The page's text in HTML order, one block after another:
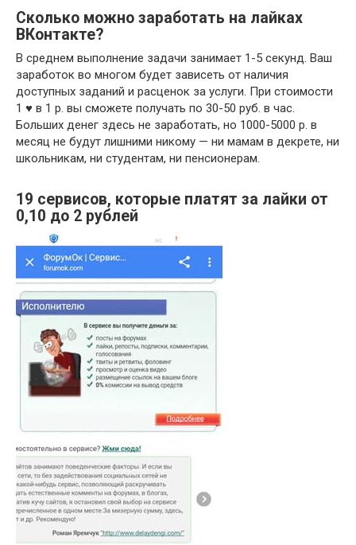
Сколько можно заработать на лайках
ВКонтакте?
В среднем выполнение задачи занимает 1-5 секунд. Ваш
заработок во многом будет зависеть от наличия
доступных заданий и расценок за услуги. При стоимости
1 ♥ в 1 р. вы сможете получать по 30-50 руб. в час.
Больших денег здесь не заработать, но 1000-5000 р. в
месяц не будут лишними никому — ни мамам в декрете, ни
школьникам, ни студентам, ни пенсионерам.
19 сервисов, которые платят за лайки от
0,10 до 2 рублей